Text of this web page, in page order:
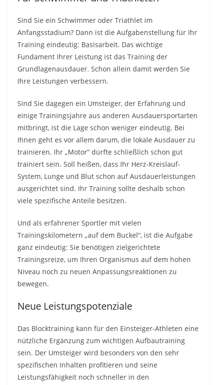
Sind Sie ein Schwimmer oder Triathlet im
Anfangsstadium? Dann ist die Aufgabenstellung für Ihr
Training eindeutig: Basisarbeit. Das wichtige
Fundament Ihrer Leistung ist das Training der
Grundlagenausdauer. Schon allein damit werden Sie
Ihre Leistungen verbessern.
Sind Sie dagegen ein Umsteiger, der Erfahrung und
einige Trainingsjahre aus anderen Ausdauersportarten
mitbringt, ist die Lage schon weniger eindeutig. Bei
Ihnen geht es vor allem darum, die lokale Ausdauer zu
trainieren. Ihr „Motor“ dürfte schließlich schon gut
trainiert sein. Soll heißen, dass Ihr Herz-Kreislauf-
System, Lunge und Blut schon auf Ausdauerleistungen
ausgerichtet sind. Ihr Training sollte deshalb schon
viele spezifische Anteile besitzen.
Und als erfahrener Sportler mit vielen
Trainingskilometern „auf dem Buckel“, ist die Aufgabe
ganz eindeutig: Sie benötigen zielgerichtete
Trainingsreize, um Ihren Organismus auf dem hohen
Niveau noch zu neuen Anpassungsreaktionen zu
bewegen.
Neue Leistungspotenziale
Das Blocktraining kann für den Einsteiger-Athleten eine
nützliche Ergänzung zum wichtigen Aufbautraining
sein. Der Umsteiger wird besonders von den sehr
spezifischen Inhalten profitieren und seine
Leistungsfähigkeit noch schneller in den